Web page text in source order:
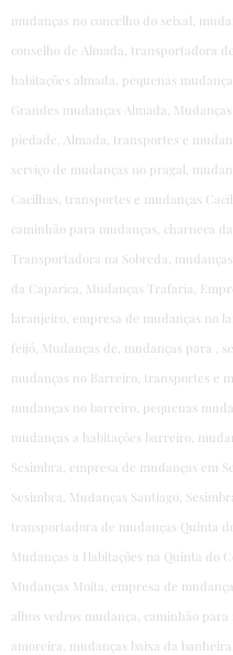
mudanças no concelho do seixal,
conselho de Almada, transportadora
habitações almada, pequenas
Grandes mudanças Almada,
piedade, Almada, transportes e
serviço de mudanças no pragal,
Cacilhas, transportes e mudanças
caminhão para mudanças, charneca
Transportadora na Sobreda,
da Caparica, Mudanças Trafaria,
laranjeiro, empresa de mudanças no
feijó, Mudanças de, mudanças para ,
mudanças no Barreiro, transportes e
mudanças no barreiro, pequenas
mudanças a habitações barreiro,
Sesimbra, empresa de mudanças em
Sesimbra, Mudanças Santiago,
transportadora de mudanças Quinta
Mudanças a Habitações na Quinta do
Mudanças Moita, empresa de
alhos vedros mudança, caminhão para
amoreira, mudanças baixa da